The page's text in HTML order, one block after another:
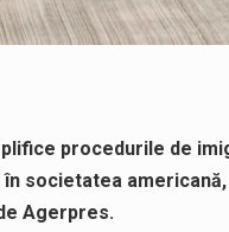
procedurile de
societatea
Agerpres.